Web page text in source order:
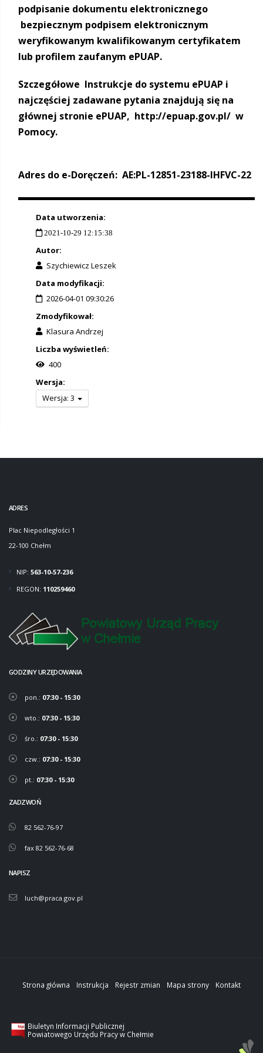
podpisanie dokumentu elektronicznego
bezpiecznym podpisem elektronicznym
weryfikowanym kwalifikowanym certyfikatem
lub profilem zaufanym ePUAP.
Szczegółowe Instrukcje do systemu ePUAP i
najczęściej zadawane pytania znajdują się na
głównej stronie ePUAP, http://epuap.gov.pl/ w
Pomocy.
Adres do e-Doręczeń: AE:PL-12851-23188-IHFVC-22
Data utworzenia:
2021-10-29 12:15:38
Autor:
Szychiewicz Leszek
Data modyfikacji:
2026-04-01 09:30:26
Zmodyfikował:
Klasura Andrzej
Liczba wyświetleń:
400
Wersja:
Wersja: 3
ADRES
Plac Niepodległości 1
22-100 Chełm
NIP: 563-10-57-236
REGON: 110259460
GODZINY URZĘDOWANIA
pon.: 07:30 - 15:30
wto.: 07:30 - 15:30
śro.: 07:30 - 15:30
czw.: 07:30 - 15:30
pt.: 07:30 - 15:30
ZADZWOŃ
82 562-76-97
fax 82 562-76-68
NAPISZ
luch@praca.gov.pl
Biuletyn Informacji Publicznej
Powiatowego Urzędu Pracy w Chełmie
Strona główna Instrukcja Rejestr zmian Mapa strony Kontakt